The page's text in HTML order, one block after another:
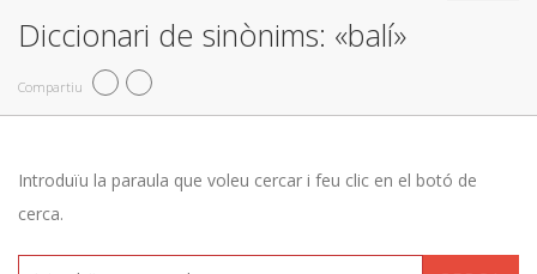
Diccionari de sinònims: «balí»
Compartiu
Introduïu la paraula que voleu cercar i feu clic en el botó de
cerca.